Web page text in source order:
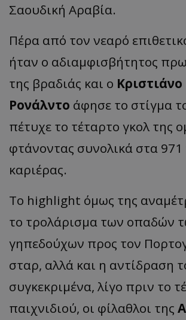
Σαουδική Αραβία.
Πέρα από τον νεαρό
ήταν ο αδιαμφισβήτητος
της βραδιάς και ο Κριστιάνο
Ρονάλντο άφησε το στίγμα
πέτυχε το τέταρτο γκολ της
φτάνοντας συνολικά στα
καριέρας.
To highlight όμως της
το τρολάρισμα των οπαδών
γηπεδούχων προς τον
σταρ, αλλά και η αντίδραση
συγκεκριμένα, λίγο πριν το
παιχνιδιού, οι φίλαθλοι της